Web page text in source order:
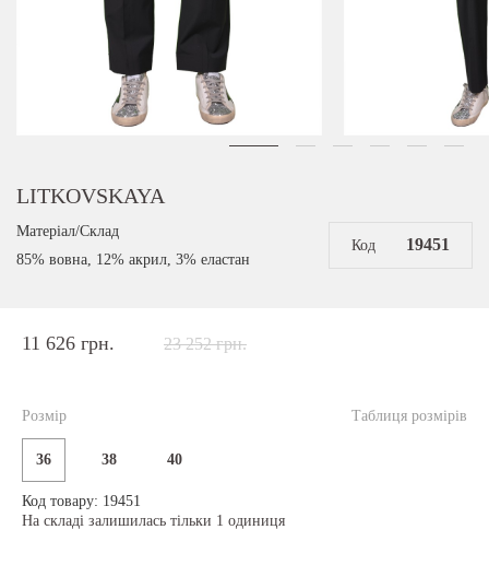
LITKOVSKAYA
Матеріал/Склад
85% вовна, 12% акрил, 3% еластан
Код 19451
11 626 грн. 23 252 грн.
Таблиця розмірів
Розмір
36 38 40
Код товару: 19451
На складі залишилась тільки 1 одиниця